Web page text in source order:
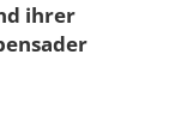
ihrer